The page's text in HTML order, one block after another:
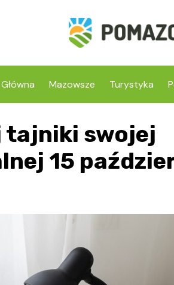
Mazowsze Turystyka
tajniki swojej
15